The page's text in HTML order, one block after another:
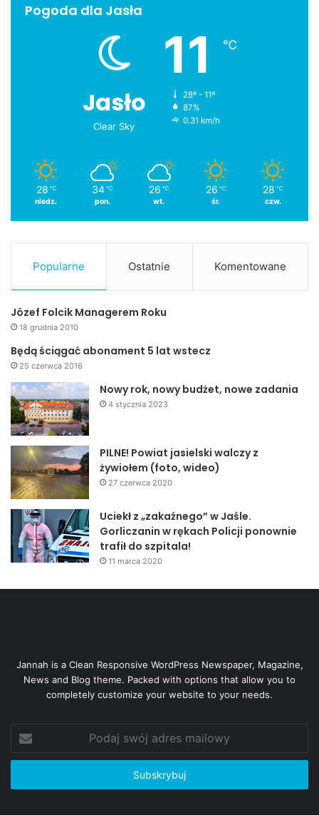
Pogoda dla Jasła
Jasło
Clear Sky
11 ℃
28º - 11º
87%
0.31 km/h
28 ℃
niedz.
34 ℃
pon.
26 ℃
wt.
26 ℃
śr.
28 ℃
czw.
Popularne Ostatnie Komentowane
Józef Folcik Managerem Roku
18 grudnia 2010
Będą ściągać abonament 5 lat wstecz
25 czerwca 2016
Nowy rok, nowy budżet, nowe zadania
4 stycznia 2023
PILNE! Powiat jasielski walczy z
żywiołem (foto, wideo)
27 czerwca 2020
Uciekł z „zakaźnego” w Jaśle.
Gorliczanin w rękach Policji ponownie
trafił do szpitala!
11 marca 2020
Jannah is a Clean Responsive WordPress Newspaper, Magazine,
News and Blog theme. Packed with options that allow you to
completely customize your website to your needs.
swój
adres